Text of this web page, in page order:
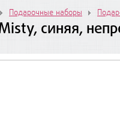
Подарочные наборы
синяя,